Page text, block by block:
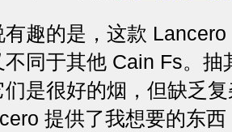
有趣的是，这款
不同于其他 Cain Fs。
们是很好的烟，但缺乏
提供了我想要的东